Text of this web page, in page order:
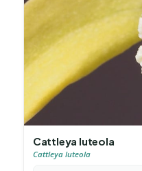
Cattleya luteola
Cattleya luteola